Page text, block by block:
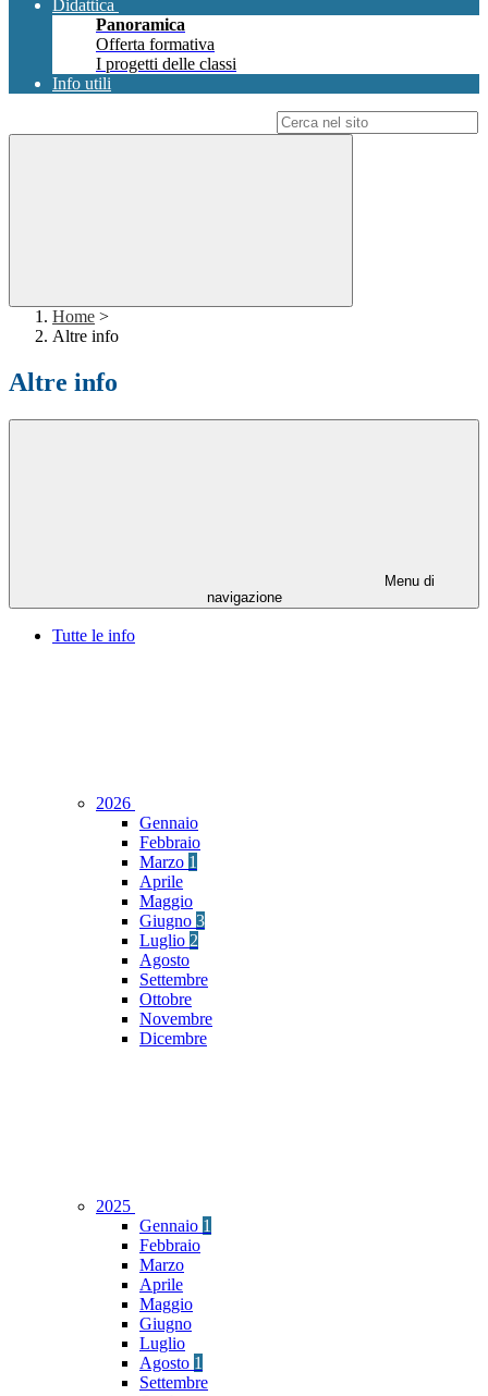
Didattica
Panoramica
Offerta formativa
I progetti delle classi
Info utili
Home >
Altre info
Altre info
Menu di
navigazione
Tutte le info
2026
Gennaio
Febbraio
Marzo 1
Aprile
Maggio
Giugno 3
Luglio 2
Agosto
Settembre
Ottobre
Novembre
Dicembre
2025
Gennaio 1
Febbraio
Marzo
Aprile
Maggio
Giugno
Luglio
Agosto 1
Settembre